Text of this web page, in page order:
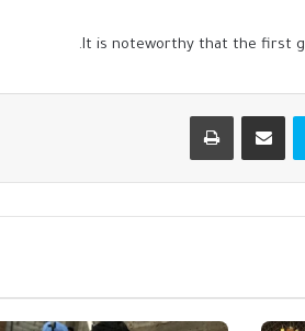
It is noteworthy that the first
سكايب مشاركة عبر البريد طباعة